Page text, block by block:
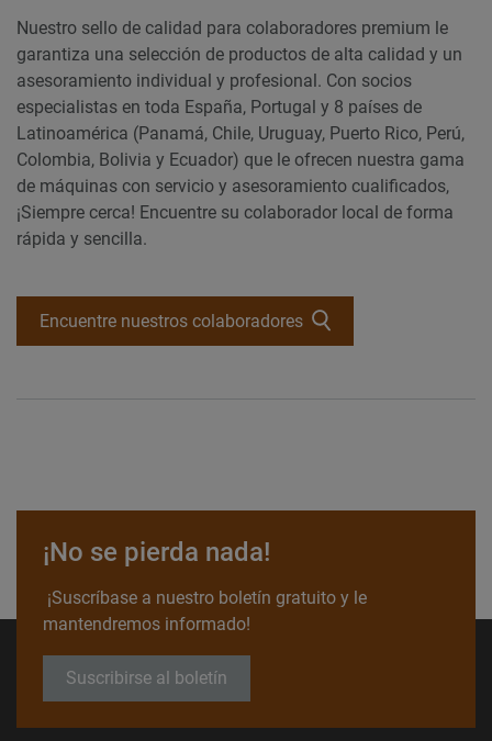
Nuestro sello de calidad para colaboradores premium le
garantiza una selección de productos de alta calidad y un
asesoramiento individual y profesional. Con socios
especialistas en toda España, Portugal y 8 países de
Latinoamérica (Panamá, Chile, Uruguay, Puerto Rico, Perú,
Colombia, Bolivia y Ecuador) que le ofrecen nuestra gama
de máquinas con servicio y asesoramiento cualificados,
¡Siempre cerca! Encuentre su colaborador local de forma
rápida y sencilla.
Encuentre nuestros colaboradores
¡No se pierda nada!
¡Suscríbase a nuestro boletín gratuito y le
mantendremos informado!
Suscribirse al boletín